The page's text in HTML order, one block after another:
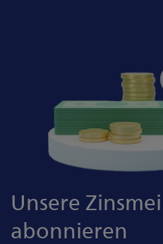
Unsere
abonnieren